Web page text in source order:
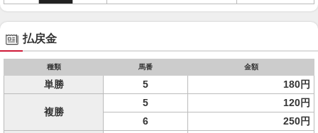
払戻金
種類 馬番 金額
単勝 5 180円
複勝
5
120円
6
250円